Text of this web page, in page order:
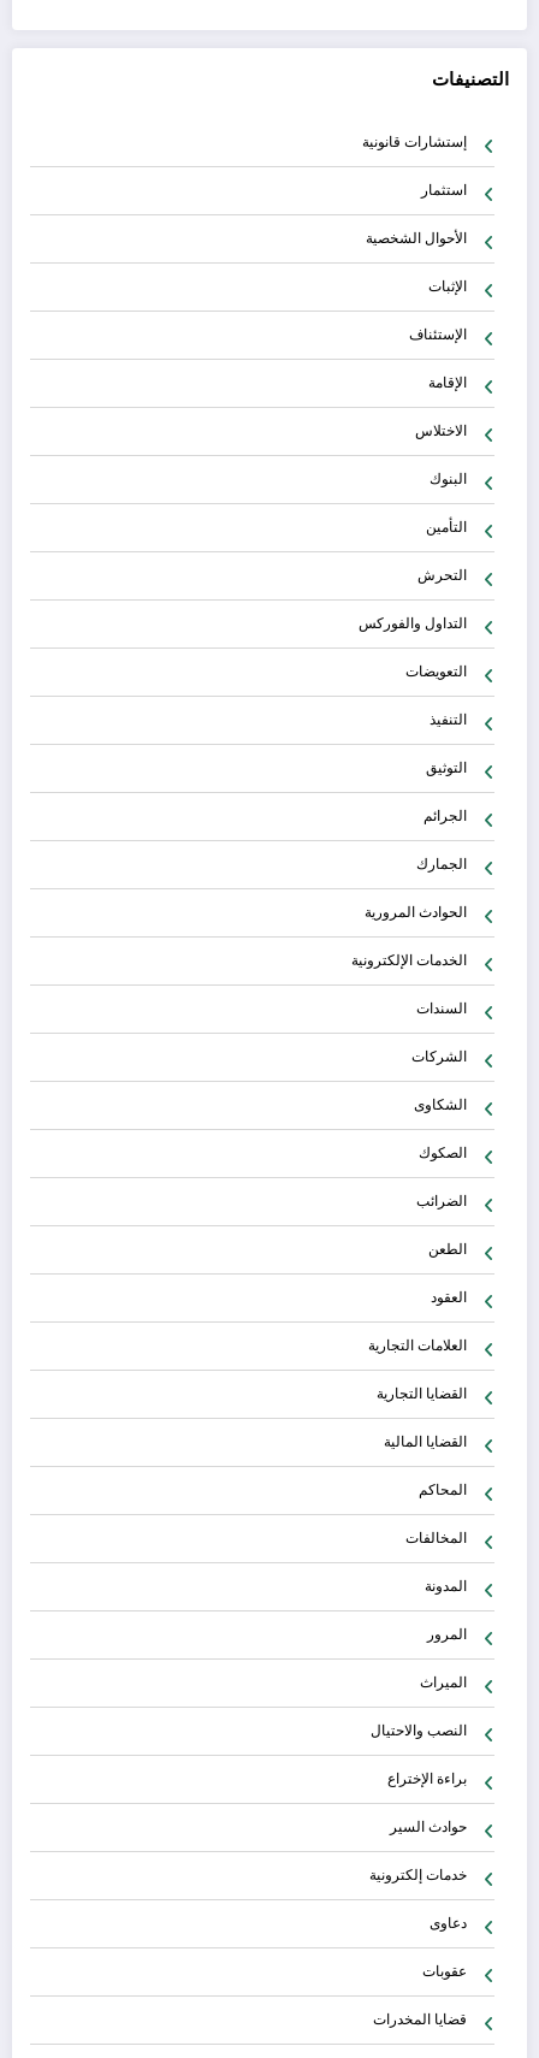
التصنيفات
إستشارات قانونية
استثمار
الأحوال الشخصية
الإثبات
الإستئناف
الإقامة
الاختلاس
البنوك
التأمين
التحرش
التداول والفوركس
التعويضات
التنفيذ
التوثيق
الجرائم
الجمارك
الحوادث المرورية
الخدمات الإلكترونية
السندات
الشركات
الشكاوى
الصكوك
الضرائب
الطعن
العقود
العلامات التجارية
القضايا التجارية
القضايا المالية
المحاكم
المخالفات
المدونة
المرور
الميراث
النصب والاحتيال
براءة الإختراع
حوادث السير
خدمات إلكترونية
دعاوى
عقوبات
قضايا المخدرات